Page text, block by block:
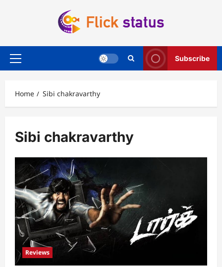
Primary
Subscribe
Home Sibi chakravarthy
Sibi chakravarthy
Reviews